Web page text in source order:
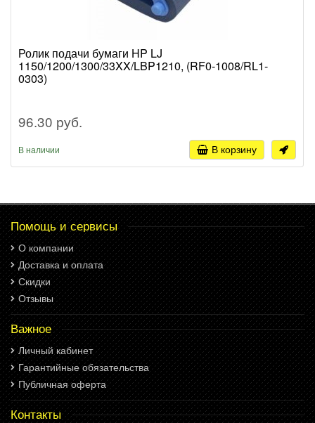
Ролик подачи бумаги HP LJ
1150/1200/1300/33XX/LBP1210, (RF0-1008/RL1-
0303)
96.30 руб.
В наличии В корзину
Помощь и сервисы
О компании
Доставка и оплата
Скидки
Отзывы
Важное
Личный кабинет
Гарантийные обязательства
Публичная оферта
Контакты